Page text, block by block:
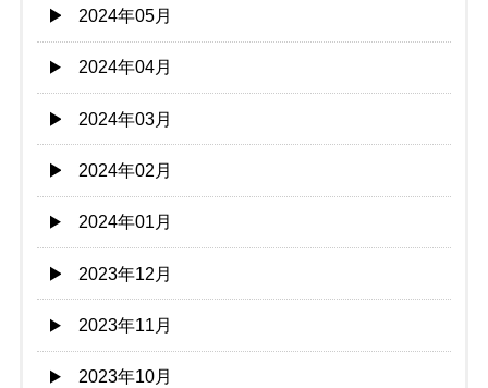
2024年05月
2024年04月
2024年03月
2024年02月
2024年01月
2023年12月
2023年11月
2023年10月